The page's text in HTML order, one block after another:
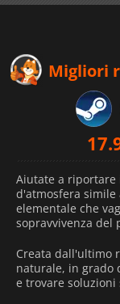
Migliori
Aiutate a
d'atmosfera simile
elementale che
sopravvivenza del
Creata dall'ultimo
naturale, in grado
e trovare